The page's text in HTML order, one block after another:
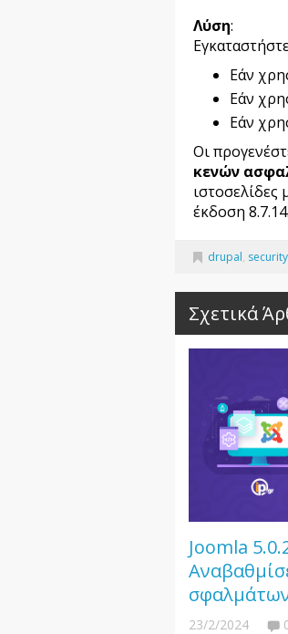
Λύση:
Εάν
Εάν
Εάν
Οι
κενών
ιστοσελίδες
έκδοση 8.7.14.
drupal, security
Σχετικά
Joomla
23/2/2024